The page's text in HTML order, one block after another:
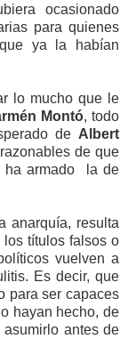
ocasionado
para quienes
ya la habían
lo mucho que le
Montó, todo
de Albert
de que
ha armado la de
anarquía, resulta
títulos falsos o
vuelven a
Es decir, que
para ser capaces
hayan hecho, de
antes de